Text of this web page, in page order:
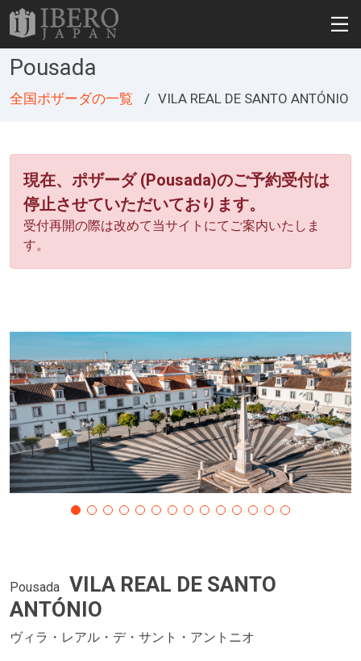
Pousada
全国ポザーダの一覧 VILA REAL DE SANTO ANTÓNIO
現在、ポザーダ (Pousada)のご予約受付は
停止させていただいております。
受付再開の際は改めて当サイトにてご案内いたしま
す。
Pousada VILA REAL DE SANTO
ANTÓNIO
ヴィラ・レアル・デ・サント・アントニオ